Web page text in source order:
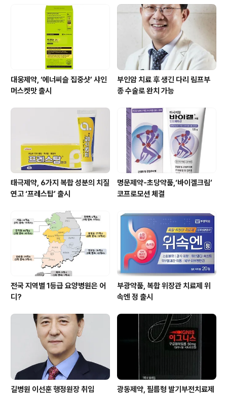
취소할 수 있다. ..
대웅제약, ‘에너씨슬 집중샷’ 샤인
머스켓맛 출시
부인암 치료 후 생긴 다리 림프부
종 수술로 완치 가능
태극제약, 6가지 복합 성분의 치질
연고 ‘프레스탑’ 출시
명문제약-초당약품,‘바이겔크림’
코프로모션 체결
전국 지역별 1등급 요양병원은 어
디?
부광약품, 복합 위장관 치료제 위
속엔 정 출시
길병원 이선훈 행정원장 취임
광동제약, 필름형 발기부전치료제